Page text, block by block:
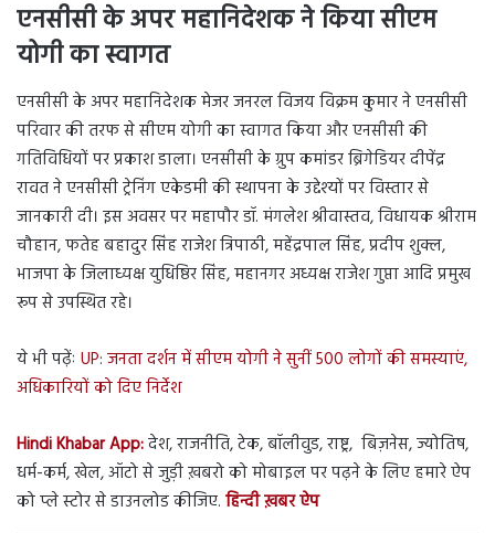
एनसीसी के अपर महानिदेशक ने किया सीएम
योगी का स्वागत
एनसीसी के अपर महानिदेशक मेजर जनरल विजय विक्रम कुमार ने एनसीसी
परिवार की तरफ से सीएम योगी का स्वागत किया और एनसीसी की
गतिविधियों पर प्रकाश डाला। एनसीसी के ग्रुप कमांडर ब्रिगेडियर दीपेंद्र
रावत ने एनसीसी ट्रेनिंग एकेडमी की स्थापना के उद्देश्यों पर विस्तार से
जानकारी दी। इस अवसर पर महापौर डॉ. मंगलेश श्रीवास्तव, विधायक श्रीराम
चौहान, फतेह बहादुर सिंह राजेश त्रिपाठी, महेंद्रपाल सिंह, प्रदीप शुक्ल,
भाजपा के जिलाध्यक्ष युधिष्ठिर सिंह, महानगर अध्यक्ष राजेश गुप्ता आदि प्रमुख
रूप से उपस्थित रहे।
ये भी पढ़ेंः UP: जनता दर्शन में सीएम योगी ने सुनीं 500 लोगों की समस्याएं,
अधिकारियों को दिए निर्देश
Hindi Khabar App:देश, राजनीति, टेक, बॉलीवुड, राष्ट्र, बिज़नेस, ज्योतिष,
धर्म-कर्म, खेल, ऑटो से जुड़ी ख़बरो को मोबाइल पर पढ़ने के लिए हमारे ऐप
को प्ले स्टोर से डाउनलोड कीजिए. हिन्दी ख़बर ऐप